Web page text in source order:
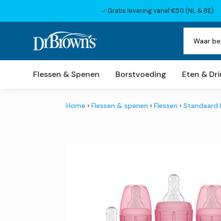
N Gratis levering vanaf €50 (NL & BE)
Flessen & Spenen Borstvoeding Eten &
Home ›Flessen & spenen ›Flessen ›Standaard